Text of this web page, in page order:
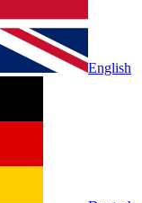
English